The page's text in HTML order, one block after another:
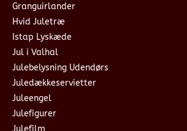
Granguirlander
Hvid Juletræ
Istap Lyskæde
Jul i Valhal
Julebelysning Udendørs
Juledækkeservietter
Juleengel
Julefigurer
Julefilm